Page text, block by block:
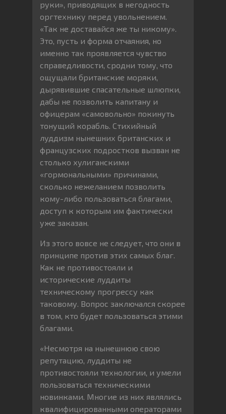
руки», приводящих в негодность
оргтехнику перед увольнением.
«Так не доставайся же ты никому».
Это, пусть и форма отчаяния, но
именно так проявляется чувство
справедливости, сродни тому, что
ощущали британские моряки,
дырявившие спасательные шлюпки,
дабы не позволить капитану и
офицерам «самовольно» покинуть
тонущий корабль. Стихийный
луддизм нынешних британских и
французских подростков вызван не
столько хулиганскими
«гормональными» причинами,
сколько нежеланием позволить
кому-либо пользоваться благами,
доступ к которым им фактически
уже заказан.
Из этого вовсе не следует, что они в
принципе против этих самых благ.
Как не противостояли и
исторические луддиты
техническому прогрессу как
таковому. Вопрос заключался скорее
в том, кто будет пользоваться этими
благами.
«Несмотря на нынешнюю свою
репутацию, луддиты не
противостояли технологии, и умели
пользоваться техническими
новинками. Многие из них являлись
квалифицированными операторами